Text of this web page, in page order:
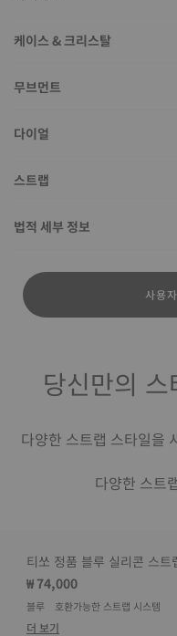
케이스 & 크리스탈
무브먼트
다이얼
스트랩
법적 세부 정보
사용
당신만의
다양한 스트랩 스타일을
다양한 스트
티쏘 정품 블루 실리콘 스
₩ 74,000
블루 호환가능한 스트랩 시스템
더 보기